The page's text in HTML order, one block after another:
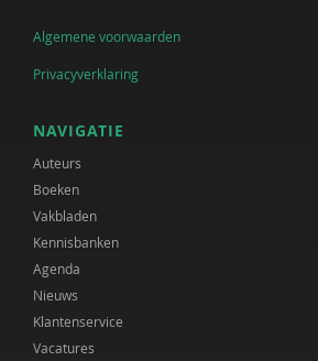
Algemene voorwaarden
Privacyverklaring
NAVIGATIE
Auteurs
Boeken
Vakbladen
Kennisbanken
Agenda
Nieuws
Klantenservice
Vacatures